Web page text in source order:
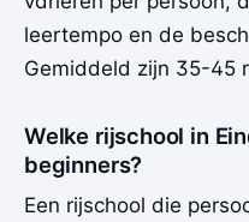
leertempo en de
Gemiddeld zijn 35-45
Welke rijschool in
beginners?
Een rijschool die